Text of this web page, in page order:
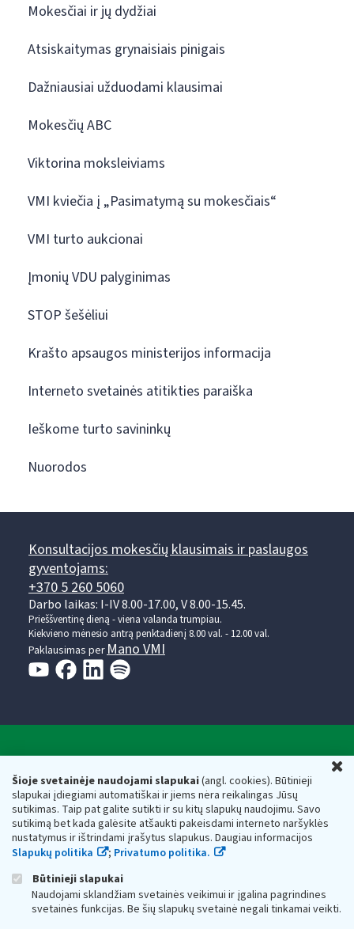
Šioje svetainėje naudojami slapukai(angl. cookies). Būtinieji
slapukai įdiegiami automatiškai ir jiems nėra reikalingas Jūsų
sutikimas. Taip pat galite sutikti ir su kitų slapukų naudojimu. Savo
sutikimą bet kada galėsite atšaukti pakeisdami interneto naršyklės
nustatymus ir ištrindami įrašytus slapukus. Daugiau informacijos
Slapukų politika
; Privatumo politika.
Būtinieji slapukai
Naudojami sklandžiam svetainės veikimui ir įgalina pagrindines
svetainės funkcijas. Be šių slapukų svetainė negali tinkamai veikti.
Mokesčiai ir jų dydžiai
Atsiskaitymas grynaisiais pinigais
Dažniausiai užduodami klausimai
Mokesčių ABC
Viktorina moksleiviams
VMI kviečia į „Pasimatymą su mokesčiais“
VMI turto aukcionai
Įmonių VDU palyginimas
STOP šešėliui
Krašto apsaugos ministerijos informacija
Interneto svetainės atitikties paraiška
Ieškome turto savininkų
Nuorodos
Konsultacijos mokesčių klausimais ir paslaugos
gyventojams:
+370 5 260 5060
Darbo laikas: I-IV 8.00-17.00, V 8.00-15.45.
Prieššventinę dieną - viena valanda trumpiau.
Kiekvieno mėnesio antrą penktadienį 8.00 val. - 12.00 val.
Paklausimas per Mano VMI
Respublikos finansų ministerijos
Biudžetinė įstaiga. Juridinio asmens kodas — 188659752,
adresas: Vasario 16-osios g. 14, 01107 Vilnius, Lietuva, el.paštas:
vmi@vmi.lt, E. pristatymo dėžutės adresas 188659752
Duomenys apie Valstybinę mokesčių inspekciją prie Lietuvos
Respublikos finansų ministerijos kaupiami ir saugomi Juridinių